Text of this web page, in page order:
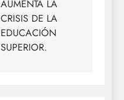
AUMENTA LA
CRISIS DE LA
EDUCACIÓN
SUPERIOR.